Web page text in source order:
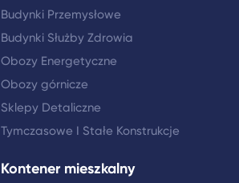
Budynki Przemysłowe
Budynki Służby Zdrowia
Obozy Energetyczne
Obozy górnicze
Sklepy Detaliczne
Tymczasowe I Stałe Konstrukcje
Kontener mieszkalny